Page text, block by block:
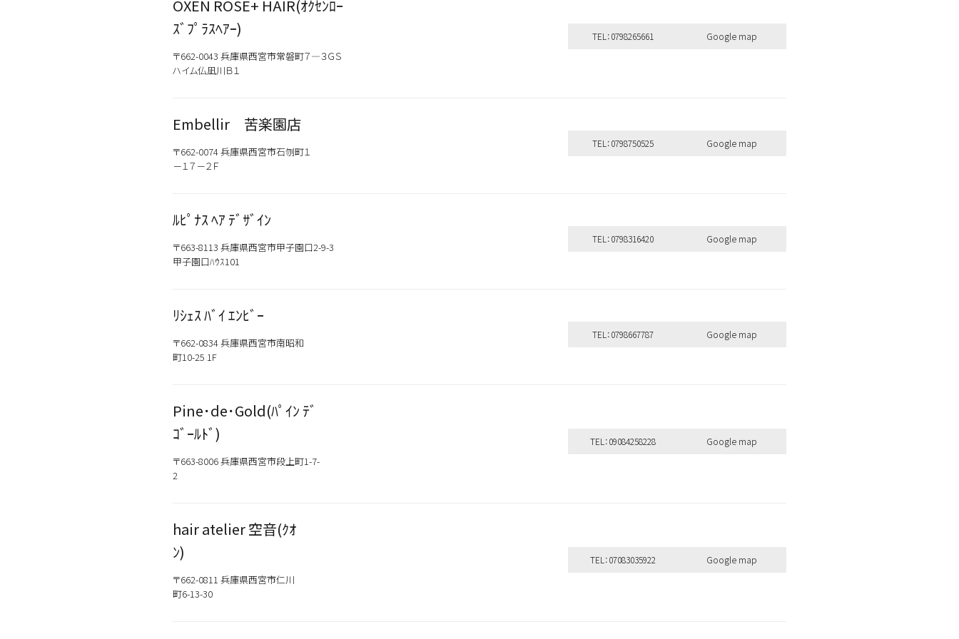
OXEN ROSE+ HAIR(ｵｸｾﾝﾛｰ
ｽﾞﾌﾟﾗｽﾍｱｰ)
〒662-0043 兵庫県西宮市常磐町７―３ＧＳ
ハイム仏凪川Ｂ１
TEL：0798265661 Google map
Embellir 苦楽園店
〒662-0074 兵庫県西宮市石刎町１
－１７－２Ｆ
TEL：0798750525 Google map
ﾙﾋﾟﾅｽ ﾍｱ ﾃﾞｻﾞｲﾝ
〒663-8113 兵庫県西宮市甲子園口2-9-3
甲子園口ﾊｳｽ101
TEL：0798316420 Google map
ﾘｼｪｽ ﾊﾞｲ ｴﾝﾋﾞｰ
〒662-0834 兵庫県西宮市南昭和
町10-25 1F
TEL：0798667787 Google map
Pine･de･Gold(ﾊﾟｲﾝ ﾃﾞ
ｺﾞｰﾙﾄﾞ)
〒663-8006 兵庫県西宮市段上町1-7-
2
TEL：09084258228 Google map
hair atelier 空音(ｸｵ
ﾝ)
〒662-0811 兵庫県西宮市仁川
町6-13-30
TEL：07083035922 Google map